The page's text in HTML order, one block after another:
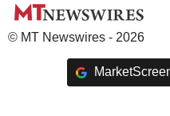
© MT Newswires - 2026